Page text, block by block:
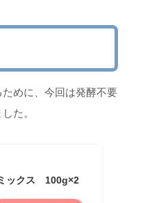
めに、今回は発酵不要
た。
ックス 100g×2